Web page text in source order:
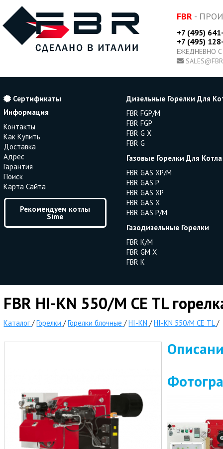
FBR -
+7 (495)
+7 (495)
ЕЖЕДНЕВНО
Сертификаты
Информация
Контакты
Как Купить
Доставка
Адрес
Гарантия
Поиск
Карта Сайта
Рекомендуем котлы
Sime
Дизельные Горелки Для
FBR FGP/M
FBR FGP
FBR G X
FBR G
Газовые Горелки Для Котла
FBR GAS XP/M
FBR GAS P
FBR GAS XP
FBR GAS X
FBR GAS P/M
Газодизельные Горелки
FBR K/M
FBR GM X
FBR K
FBR HI-KN 550/M CE TL
Каталог /Горелки /Горелки блочные /HI-KN /HI-KN 550/M CE TL /